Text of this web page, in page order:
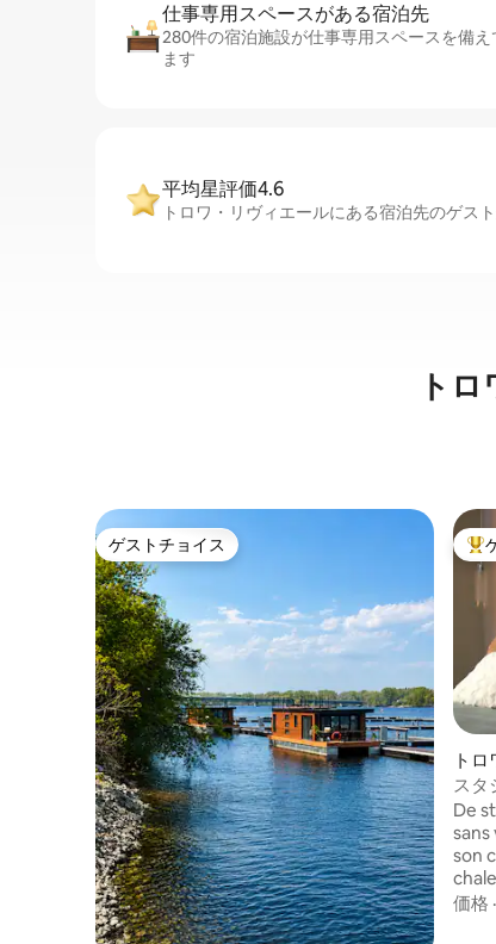
仕事専用ス⁠ペ⁠ー⁠スがあ⁠る宿⁠泊⁠先
280件の宿泊施設が仕事専用スペースを備え
ます
平均星評価4.6
トロワ・リヴィエールにある宿泊先のゲス
ト
ゲストチョイス
ゲストチョイス 大
ト
ト
スタ
タウ
De
son
ville
価格 ·